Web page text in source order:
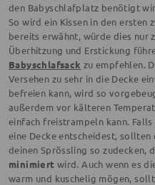
den Babyschlafplatz benötigt
So wird ein Kissen in den
bereits erwähnt, würde dies nur
Überhitzung und Erstickung
Babyschlafsack zu empfehlen.
Versehen zu sehr in die Decke
befreien kann, wird so
außerdem vor kälteren
einfach freistrampeln kann.
eine Decke entscheidest,
deinen Sprössling so zudecken,
minimiert wird. Auch wenn es
warm und kuschelig mögen,